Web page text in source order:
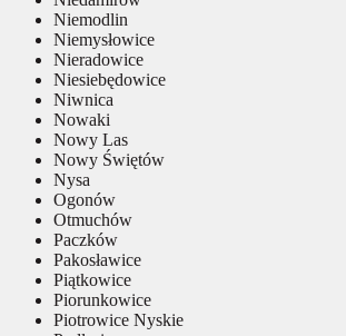
Niemodlin
Niemysłowice
Nieradowice
Niesiebędowice
Niwnica
Nowaki
Nowy Las
Nowy Świętów
Nysa
Ogonów
Otmuchów
Paczków
Pakosławice
Piątkowice
Piorunkowice
Piotrowice Nyskie